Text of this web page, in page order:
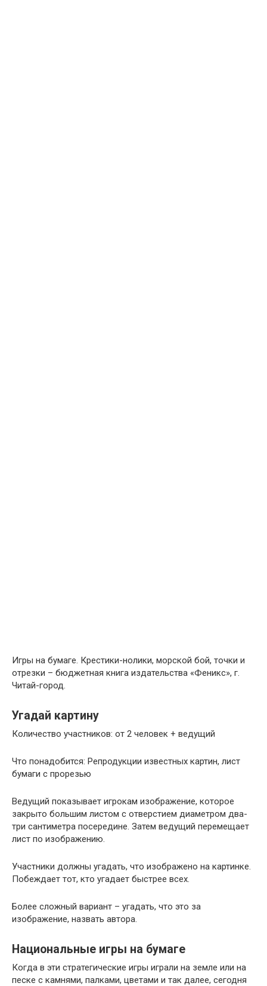
Игры на бумаге. Крестики-нолики, морской бой, точки и
отрезки – бюджетная книга издательства «Феникс», г.
Читай-город.
Угадай картину
Количество участников: от 2 человек + ведущий
Что понадобится: Репродукции известных картин, лист
бумаги с прорезью
Ведущий показывает игрокам изображение, которое
закрыто большим листом с отверстием диаметром два-
три сантиметра посередине. Затем ведущий перемещает
лист по изображению.
Участники должны угадать, что изображено на картинке.
Побеждает тот, кто угадает быстрее всех.
Более сложный вариант – угадать, что это за
изображение, назвать автора.
Национальные игры на бумаге
Когда в эти стратегические игры играли на земле или на
песке с камнями, палками, цветами и так далее, сегодня